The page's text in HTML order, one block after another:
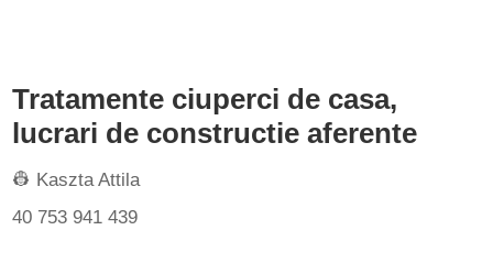
Tratamente ciuperci de casa,
lucrari de constructie aferente
👷 Kaszta Attila
40 753 941 439